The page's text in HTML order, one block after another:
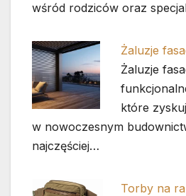
wśród rodziców oraz
Żaluzje
Żaluzje
które
w nowoczesnym
najczęściej…
Torby na